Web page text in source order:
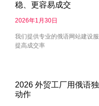
稳、更容易成交
2026年1月30日
我们提供专业的俄语网站建设
提高成交率
2026 外贸工厂用俄语
动作